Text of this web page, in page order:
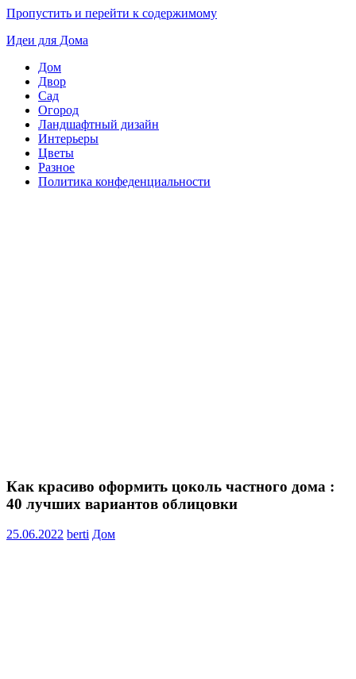
Пропустить и перейти к содержимому
Идеи для Дома
Дом
Двор
Сад
Огород
Ландшафтный дизайн
Интерьеры
Цветы
Разное
Политика конфеденциальности
Как красиво оформить цоколь частного дома :
40 лучших вариантов облицовки
25.06.2022 berti Дом